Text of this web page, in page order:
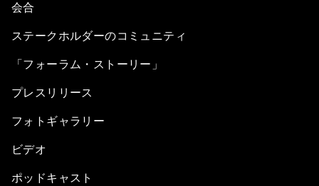
会合
ステークホルダーのコミュニティ
「フォーラム・ストーリー」
プレスリリース
フォトギャラリー
ビデオ
ポッドキャスト